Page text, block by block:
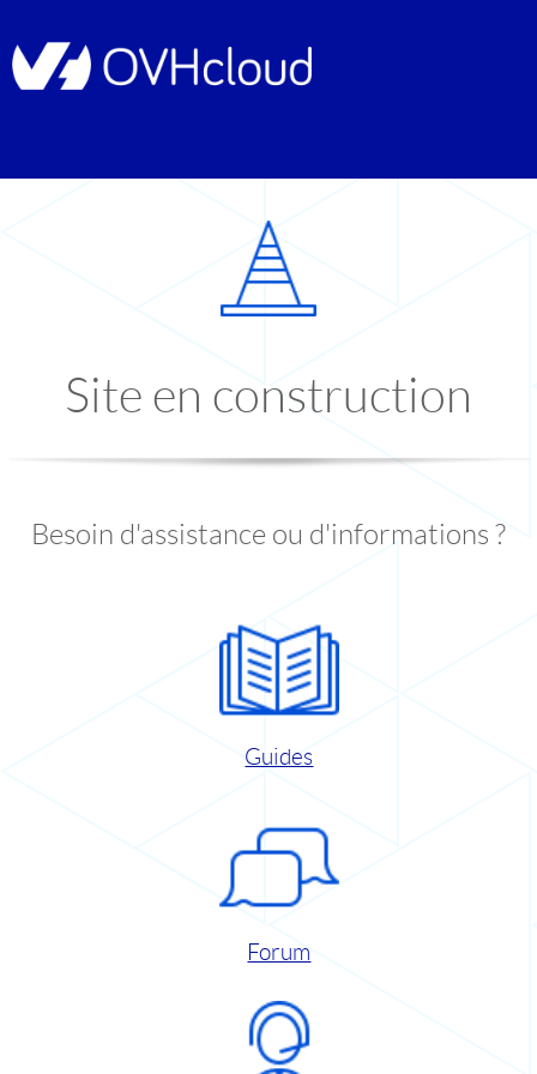
Site en construction
Besoin d'assistance ou d'informations ?
Guides
Forum